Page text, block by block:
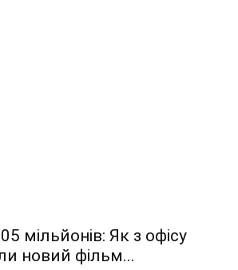
мільйонів: Як з офісу
новий фільм...